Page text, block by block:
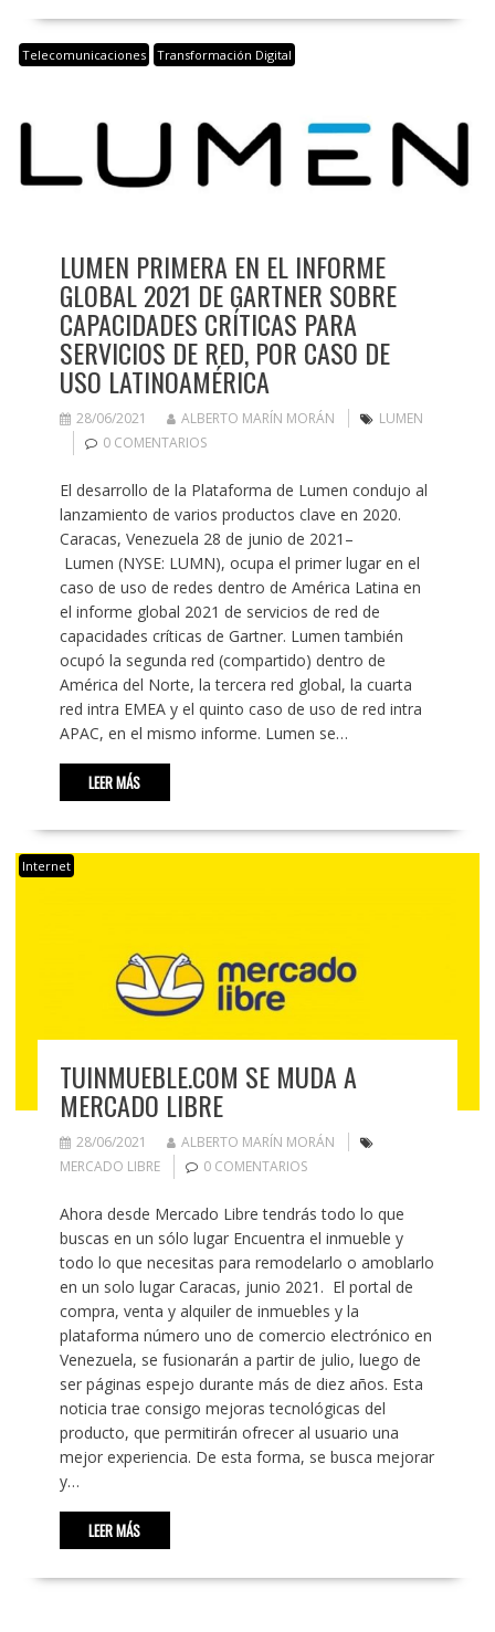
Telecomunicaciones Transformación Digital
LUMEN PRIMERA EN EL INFORME
GLOBAL 2021 DE GARTNER SOBRE
CAPACIDADES CRÍTICAS PARA
SERVICIOS DE RED, POR CASO DE
USO LATINOAMÉRICA
28/06/2021 ALBERTO MARÍN MORÁN
LUMEN
0 COMENTARIOS
El desarrollo de la Plataforma de Lumen condujo al
lanzamiento de varios productos clave en 2020.
Caracas, Venezuela 28 de junio de 2021–
Lumen (NYSE: LUMN), ocupa el primer lugar en el
caso de uso de redes dentro de América Latina en
el informe global 2021 de servicios de red de
capacidades críticas de Gartner. Lumen también
ocupó la segunda red (compartido) dentro de
América del Norte, la tercera red global, la cuarta
red intra EMEA y el quinto caso de uso de red intra
APAC, en el mismo informe. Lumen se…
LEER MÁS
Internet
TUINMUEBLE.COM SE MUDA A
MERCADO LIBRE
28/06/2021
ALBERTO MARÍN MORÁN
MERCADO LIBRE
0 COMENTARIOS
Ahora desde Mercado Libre tendrás todo lo que
buscas en un sólo lugar Encuentra el inmueble y
todo lo que necesitas para remodelarlo o amoblarlo
en un solo lugar Caracas, junio 2021. El portal de
compra, venta y alquiler de inmuebles y la
plataforma número uno de comercio electrónico en
Venezuela, se fusionarán a partir de julio, luego de
ser páginas espejo durante más de diez años. Esta
noticia trae consigo mejoras tecnológicas del
producto, que permitirán ofrecer al usuario una
mejor experiencia. De esta forma, se busca mejorar
y…
LEER MÁS